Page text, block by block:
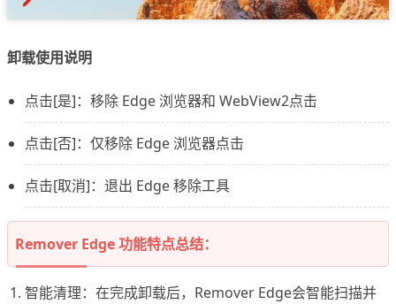
卸载使用说明
点击[是]：移除 Edge 浏览器和 WebView2点击
点击[否]：仅移除 Edge 浏览器点击
点击[取消]：退出 Edge 移除工具
Remover Edge 功能特点总结：
智能清理：在完成卸载后，Remover Edge会智能扫描并